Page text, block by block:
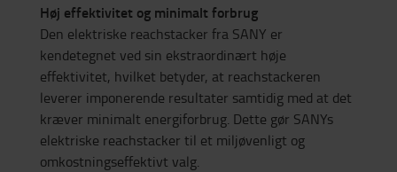
Høj effektivitet og minimalt forbrug
Den elektriske reachstacker fra SANY er
kendetegnet ved sin ekstraordinært høje
effektivitet, hvilket betyder, at reachstackeren
leverer imponerende resultater samtidig med at det
kræver minimalt energiforbrug. Dette gør SANYs
elektriske reachstacker til et miljøvenligt og
omkostningseffektivt valg.